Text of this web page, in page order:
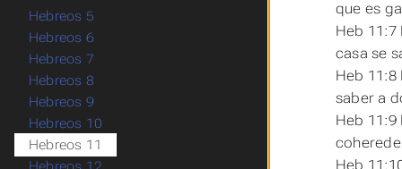
que es
Heb
casa se
Heb
saber a
Heb
Heb
Hebreos 5
Hebreos 6
Hebreos 7
Hebreos 8
Hebreos 9
Hebreos 10
Hebreos 11